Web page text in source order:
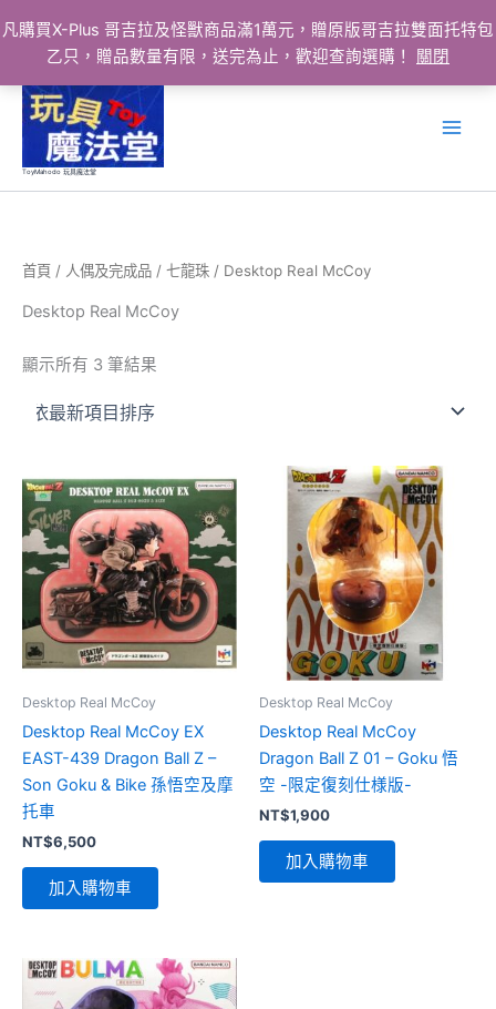
凡購買X-Plus 哥吉拉及怪獸商品滿1萬元，贈原版哥吉拉雙面托特包
乙只，贈品數量有限，送完為止，歡迎查詢選購！
關閉
ToyMahodo 玩具魔法堂
首頁 / 人偶及完成品 / 七龍珠 / Desktop Real McCoy
Desktop Real McCoy
顯示所有 3 筆結果
Desktop Real McCoy
Desktop Real McCoy EX
EAST-439 Dragon Ball Z –
Son Goku & Bike 孫悟空及摩
托車
NT$6,500
加入購物車
Desktop Real McCoy
Desktop Real McCoy
Dragon Ball Z 01 – Goku 悟
空 -限定復刻仕様版-
NT$1,900
加入購物車